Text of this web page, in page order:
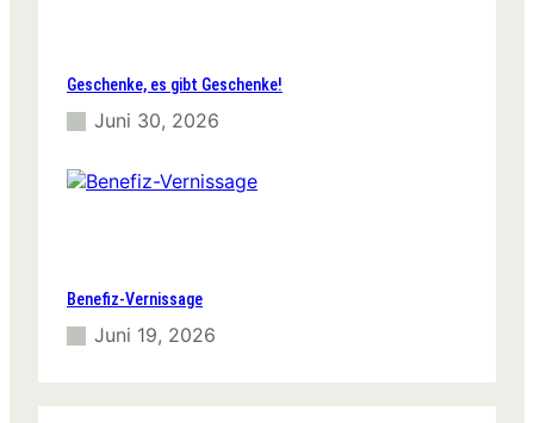
Geschenke, es gibt Geschenke!
Juni 30, 2026
Benefiz-Vernissage
Juni 19, 2026